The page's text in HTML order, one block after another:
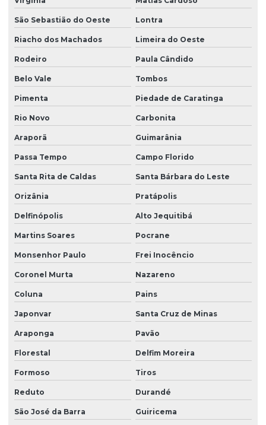
São Sebastião do Oeste Lontra
Riacho dos Machados Limeira do Oeste
Rodeiro Paula Cândido
Belo Vale Tombos
Pimenta Piedade de Caratinga
Rio Novo Carbonita
Araporã Guimarânia
Passa Tempo Campo Florido
Santa Rita de Caldas Santa Bárbara do Leste
Orizânia Pratápolis
Delfinópolis Alto Jequitibá
Martins Soares Pocrane
Monsenhor Paulo Frei Inocêncio
Coronel Murta Nazareno
Coluna Pains
Japonvar Santa Cruz de Minas
Araponga Pavão
Florestal Delfim Moreira
Formoso Tiros
Reduto Durandé
São José da Barra Guiricema